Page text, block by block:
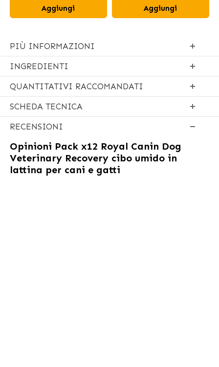
Aggiungi Aggiungi
PIÙ INFORMAZIONI
INGREDIENTI
QUANTITATIVI RACCOMANDATI
SCHEDA TECNICA
RECENSIONI
Opinioni Pack x12 Royal Canin Dog
Veterinary Recovery cibo umido in
lattina per cani e gatti